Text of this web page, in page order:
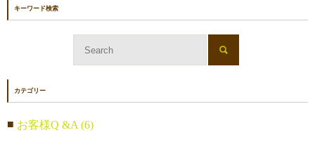
キーワード検索
カテゴリー
お客様Q &A (6)